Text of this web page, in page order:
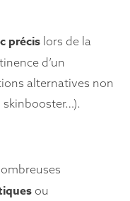
précis lors de la
d’un
alternatives non
skinbooster…).
ou